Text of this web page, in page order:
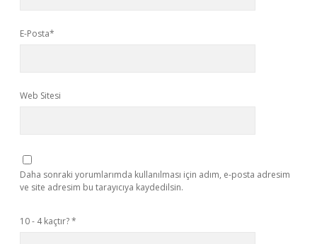
E-Posta*
Web Sitesi
Daha sonraki yorumlarımda kullanılması için adım, e-posta adresim
ve site adresim bu tarayıcıya kaydedilsin.
10 - 4 kaçtır?*